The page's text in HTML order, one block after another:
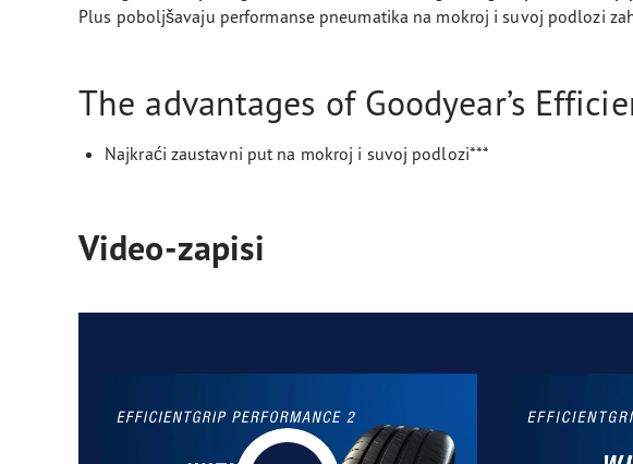
Plus poboljšavaju performanse pneumatika na mokroj i suvoj podlozi
The advantages of Goodyear’s
Najkraći zaustavni put na mokroj i suvoj podlozi***
Video-zapisi